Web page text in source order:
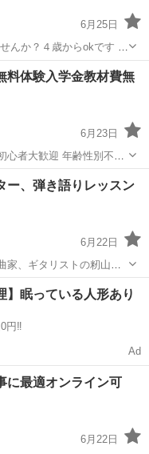
6月25日
んか？４歳からokです レ
てます。詳細は問い合わ
。土日昼夜か平日夕方以
歳
体験入学金教材費無
6月23日
者大歓迎 年齢性別不問
い方やお子様の習い事に
のある生活は人生を輝かせ
趣味
ー、弾き語りレッスン
6月22日
、ギタリストの籾山和
してアコースティックギ
ます。 基本的には個人レ
】眠っている人形あり
円‼️
Ad
に最適オンライン可
6月22日